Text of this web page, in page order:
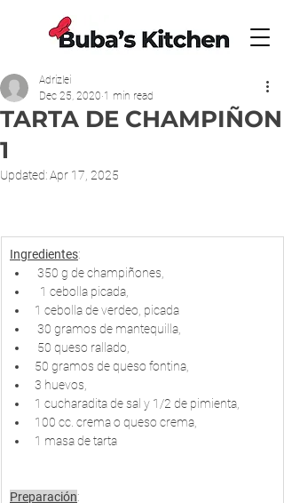
TARTA DE CHAMPIÑON
1
Adrizlei
Dec 25, 2020 1 min read
Updated:Apr 17, 2025
Ingredientes:
350 g de champiñones,
  1 cebolla picada,
1 cebolla de verdeo, picada
30 gramos de mantequilla,
50 queso rallado,
50 gramos de queso fontina,
3 huevos,
1 cucharadita de sal y 1/2 de pimienta,
100 cc. crema o queso crema,
1 masa de tarta
Preparación: